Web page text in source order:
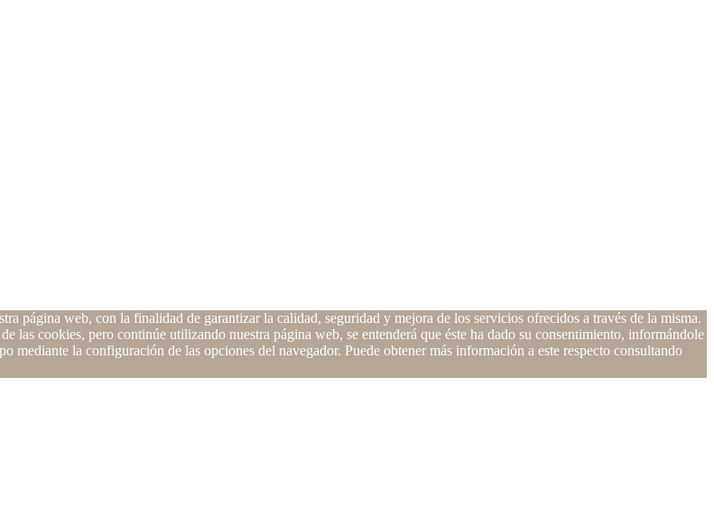
página web, con la finalidad de garantizar la calidad, seguridad y mejora de los servicios ofrecidos a través de la misma.
las cookies, pero continúe utilizando nuestra página web, se entenderá que éste ha dado su consentimiento, informándole
mediante la configuración de las opciones del navegador. Puede obtener más información a este respecto consultando